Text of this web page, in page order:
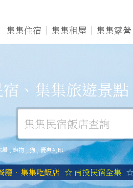
集集住宿 集集租屋 集集露營
、集集旅遊景
屋 ,寵物 狗 優惠列印
廳．集集吃飯店 ☆ 南投民宿全集